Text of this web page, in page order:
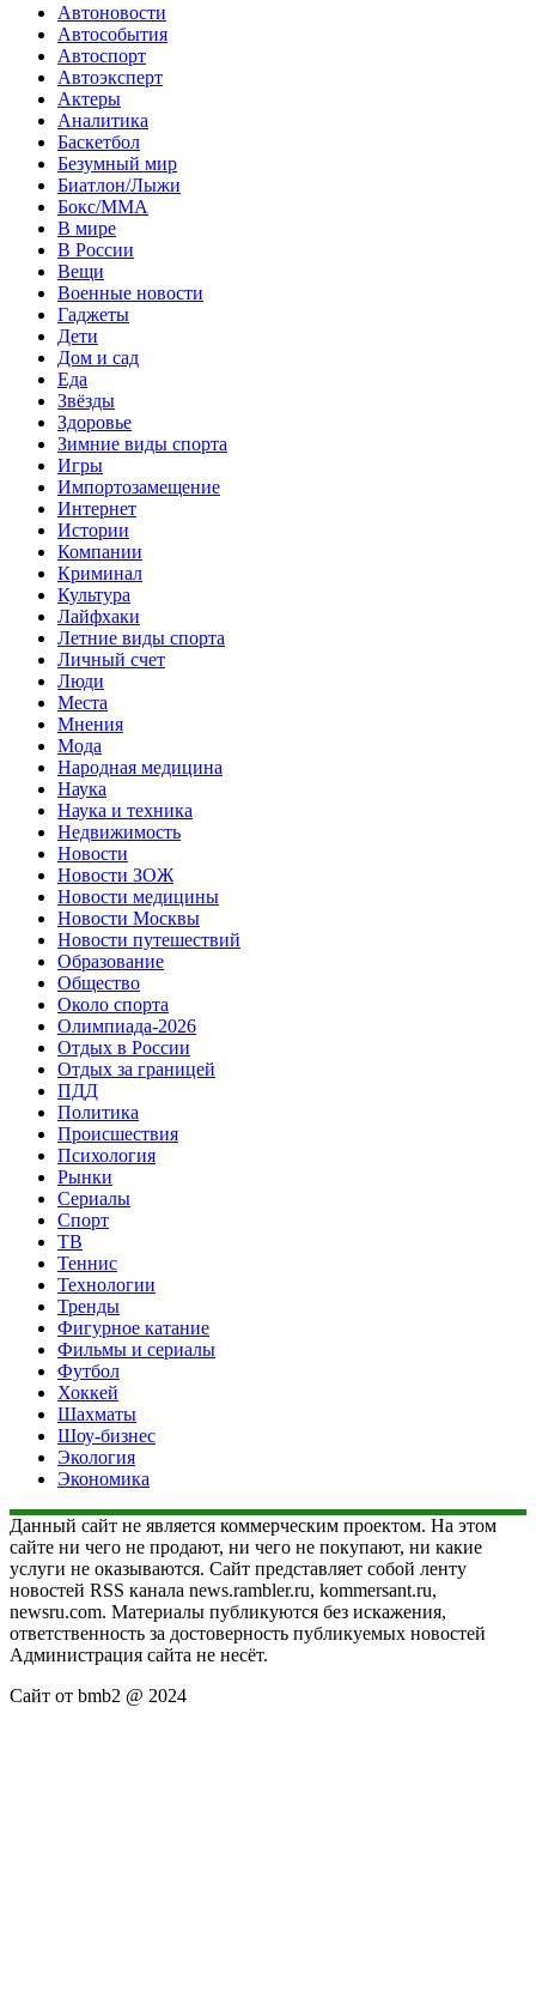
Автоновости
Автособытия
Автоспорт
Автоэксперт
Актеры
Аналитика
Баскетбол
Безумный мир
Биатлон/Лыжи
Бокс/MMA
В мире
В России
Вещи
Военные новости
Гаджеты
Дети
Дом и сад
Еда
Звёзды
Здоровье
Зимние виды спорта
Игры
Импортозамещение
Интернет
Истории
Компании
Криминал
Культура
Лайфхаки
Летние виды спорта
Личный счет
Люди
Места
Мнения
Мода
Народная медицина
Наука
Наука и техника
Недвижимость
Новости
Новости ЗОЖ
Новости медицины
Новости Москвы
Новости путешествий
Образование
Общество
Около спорта
Олимпиада-2026
Отдых в России
Отдых за границей
ПДД
Политика
Происшествия
Психология
Рынки
Сериалы
Спорт
ТВ
Теннис
Технологии
Тренды
Фигурное катание
Фильмы и сериалы
Футбол
Хоккей
Шахматы
Шоу-бизнес
Экология
Экономика
Данный сайт не является коммерческим проектом. На этом
сайте ни чего не продают, ни чего не покупают, ни какие
услуги не оказываются. Сайт представляет собой ленту
новостей RSS канала news.rambler.ru, kommersant.ru,
newsru.com. Материалы публикуются без искажения,
ответственность за достоверность публикуемых новостей
Администрация сайта не несёт.
Сайт от bmb2 @ 2024